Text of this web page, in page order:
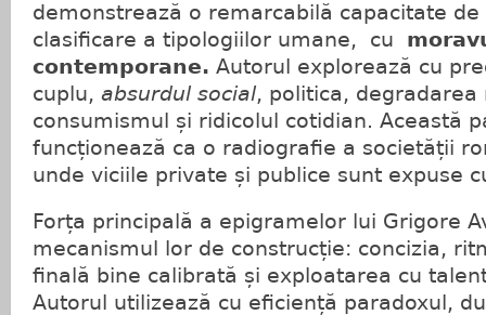
demonstrează o remarcabilă capacitate
clasificare a tipologiilor umane, cu
contemporane. Autorul explorează cu
cuplu, absurdul social, politica, degradarea
consumismul și ridicolul cotidian. Această
funcționează ca o radiografie a societății
unde viciile private și publice sunt expuse
Forța principală a epigramelor lui Grigore
mecanismul lor de construcție: concizia,
finală bine calibrată și exploatarea cu
Autorul utilizează cu eficiență paradoxul,